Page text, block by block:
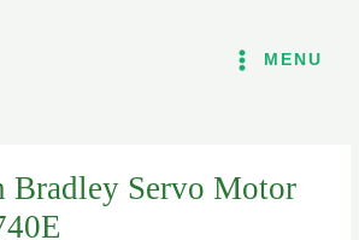
MENU
Servo Motor